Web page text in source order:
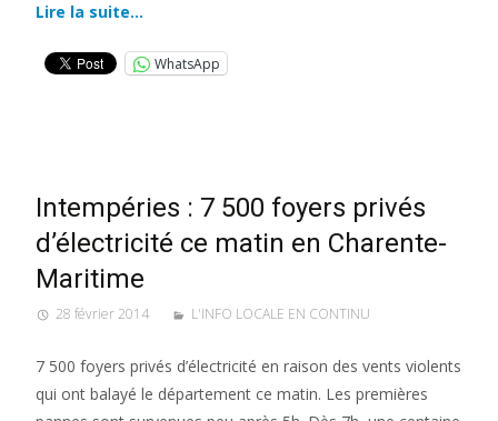
Lire la suite…
WhatsApp
Intempéries : 7 500 foyers privés
d’électricité ce matin en Charente-
Maritime
28 février 2014 L'INFO LOCALE EN CONTINU
7 500 foyers privés d’électricité en raison des vents violents
qui ont balayé le département ce matin. Les premières